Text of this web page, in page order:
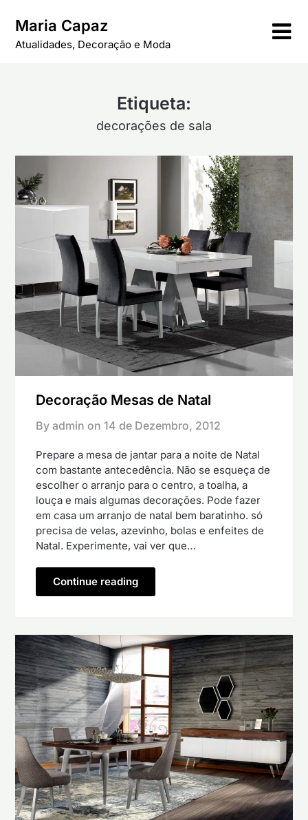
content
Maria Capaz
Atualidades, Decoração e Moda
Etiqueta:
decorações de sala
Decoração Mesas de Natal
By admin on 14 de Dezembro, 2012
Prepare a mesa de jantar para a noite de Natal
com bastante antecedência. Não se esqueça de
escolher o arranjo para o centro, a toalha, a
louça e mais algumas decorações. Pode fazer
em casa um arranjo de natal bem baratinho. só
precisa de velas, azevinho, bolas e enfeites de
Natal. Experimente, vai ver que…
Continue reading